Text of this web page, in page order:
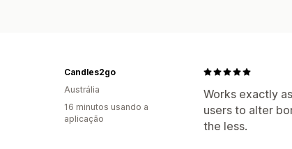
Works exactly
users to alter
the less.
Candles2go
Austrália
16 minutos usando a
aplicação